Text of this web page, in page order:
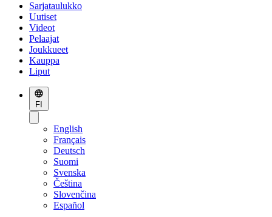
Sarjataulukko
Uutiset
Videot
Pelaajat
Joukkueet
Kauppa
Liput
FI
English
Français
Deutsch
Suomi
Svenska
Čeština
Slovenčina
Español